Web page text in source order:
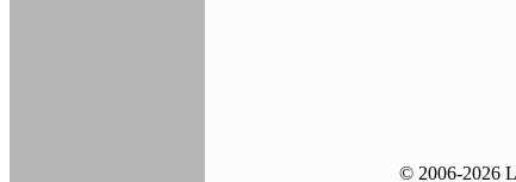
© 2006-2026